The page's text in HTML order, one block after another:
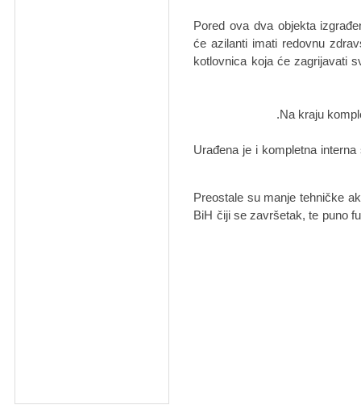
Pored ova dva objekta
će azilanti imati redovnu
kotlovnica koja će zagrijavati
Na kraju
Urađena je i kompletna
Preostale su manje tehničke
BiH čiji se završetak, te puno